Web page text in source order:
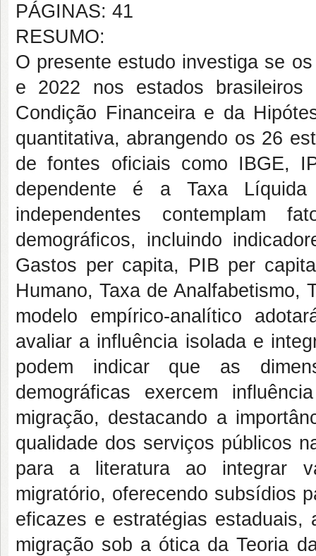
PÁGINAS: 41
RESUMO:
O presente estudo investiga se
e 2022 nos estados
Condição Financeira e da
quantitativa, abrangendo os 26
de fontes oficiais como IBGE,
dependente é a Taxa
independentes contemplam
demográficos, incluindo
Gastos per capita, PIB per
Humano, Taxa de Analfabetismo,
modelo empírico-analítico
avaliar a influência isolada e
podem indicar que as
demográficas exercem
migração, destacando a
qualidade dos serviços públicos
para a literatura ao integrar
migratório, oferecendo subsídios
eficazes e estratégias
migração sob a ótica da Teoria